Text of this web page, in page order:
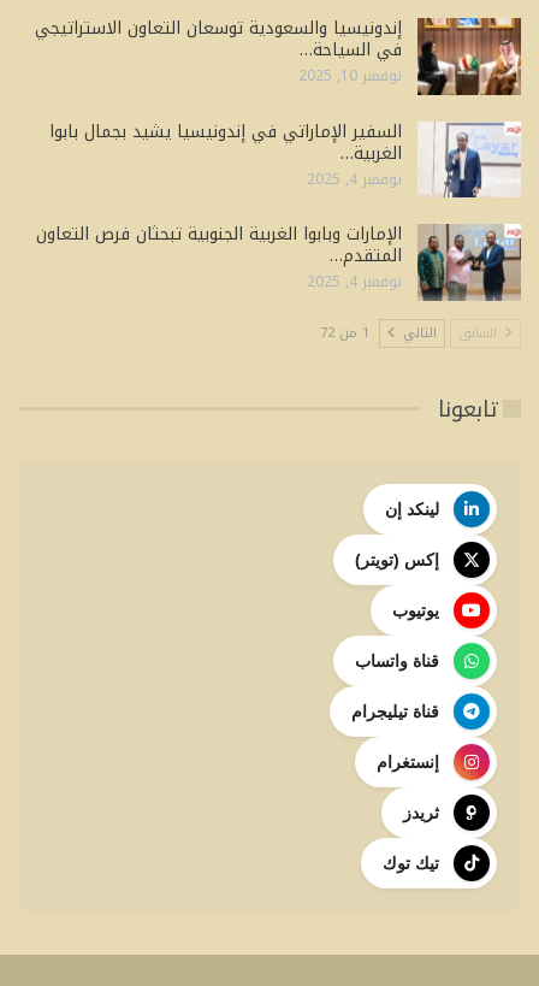
إندونيسيا والسعودية توسعان التعاون الاستراتيجي
في السياحة…
نوفمبر 10, 2025
السفير الإماراتي في إندونيسيا يشيد بجمال بابوا
الغربية…
نوفمبر 4, 2025
الإمارات وبابوا الغربية الجنوبية تبحثان فرص التعاون
المتقدم…
نوفمبر 4, 2025
السابق التالي 1 من 72
تابعونا
لينكد إن
إكس (تويتر)
يوتيوب
قناة واتساب
قناة تيليجرام
إنستغرام
ثريدز
تيك توك